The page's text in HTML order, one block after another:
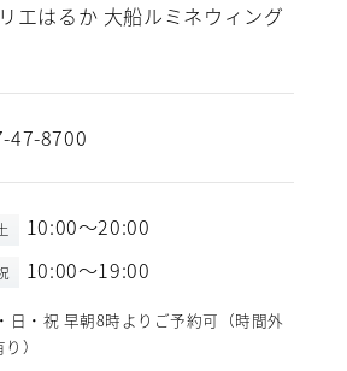
エはるか 大船ルミネウィング
47-8700
10:00～20:00
10:00～19:00
日・祝 早朝8時よりご予約可（時間外
）